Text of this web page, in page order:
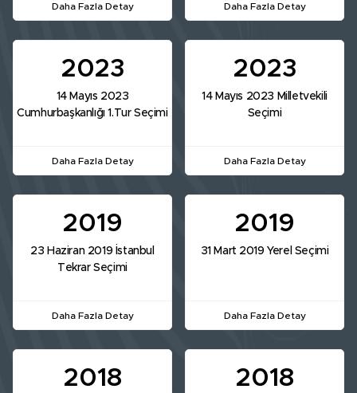
Daha Fazla Detay Daha Fazla Detay
2023
14 Mayıs 2023
Cumhurbaşkanlığı 1.Tur Seçimi
Daha Fazla Detay
2023
14 Mayıs 2023 Milletvekili
Seçimi
Daha Fazla Detay
2019
23 Haziran 2019 İstanbul
Tekrar Seçimi
Daha Fazla Detay
2019
31 Mart 2019 Yerel Seçimi
Daha Fazla Detay
2018 2018